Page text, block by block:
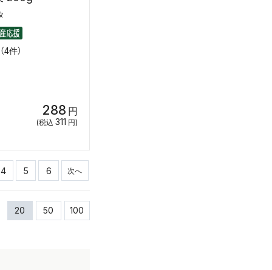
件）
288 円
(税込 311 円)
4 5 6 次へ
20 50 100